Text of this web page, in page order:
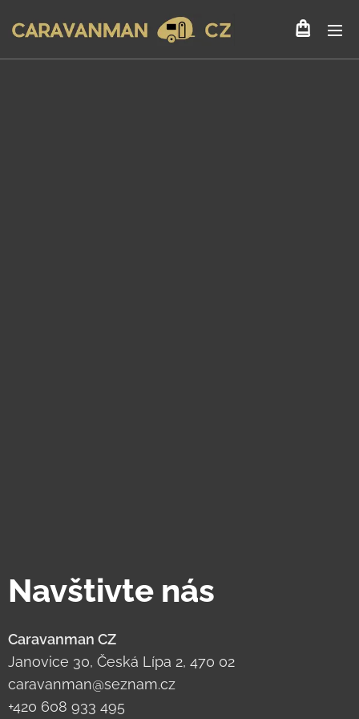
Navštivte nás
Caravanman CZ
Janovice 30, Česká Lípa 2, 470 02
caravanman@seznam.cz
+420 608 933 495